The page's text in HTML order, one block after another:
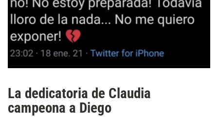
La dedicatoria de Claudia
campeona a Diego